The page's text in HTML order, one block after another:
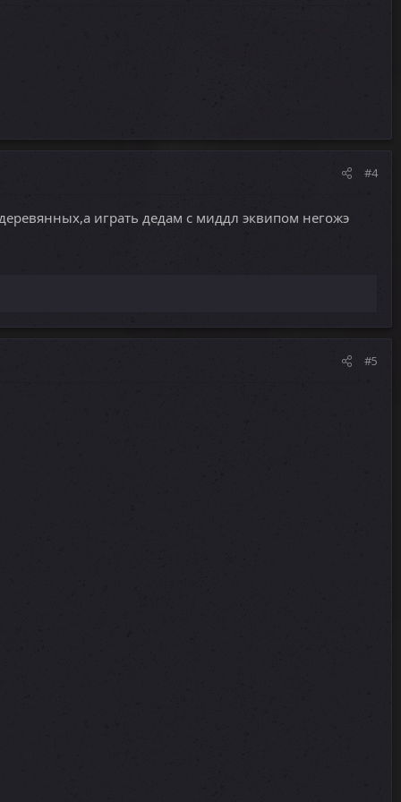
#4
играть дедам с миддл эквипом негожэ
#5